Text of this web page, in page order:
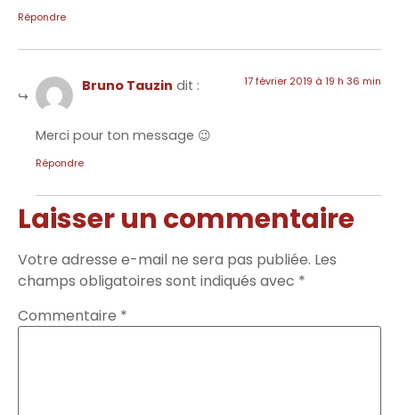
Répondre
Bruno Tauzin dit : 17 février 2019 à 19 h 36 min
Merci pour ton message 😉
Répondre
Laisser un commentaire
Votre adresse e-mail ne sera pas publiée. Les
champs obligatoires sont indiqués avec *
Commentaire *